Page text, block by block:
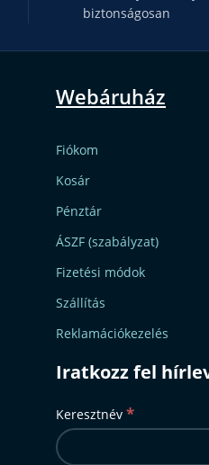
biztonságosan
Webáruház
Fiókom
Kosár
Pénztár
ÁSZF (szabályzat)
Fizetési módok
Szállítás
Reklamációkezelés
Iratkozz fel
Keresztnév *